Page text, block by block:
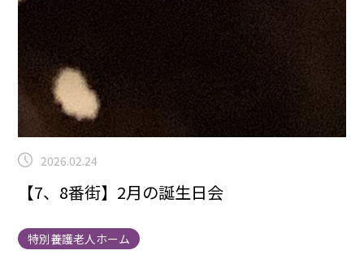
2026.02.24
【7、8番街】2月の誕生日会
特別養護老人ホーム